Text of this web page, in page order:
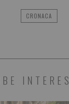
CRONACA